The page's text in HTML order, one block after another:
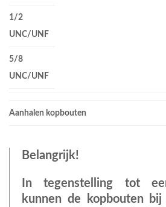
1/2
UNC/UNF
5/8
UNC/UNF
Aanhalen kopbouten
Belangrijk!
In tegenstelling tot
kunnen de kopbouten